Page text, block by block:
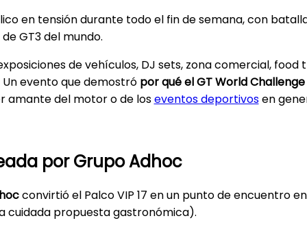
en tensión durante todo el fin de semana, con
GT3 del mundo.
de vehículos, DJ sets, zona comercial,
evento que demostró por qué el GT World
amante del motor o de loseventos deportivosen
por Grupo Adhoc
convirtió el Palco VIP 17 en un punto de encuentro
cuidada propuesta gastronómica).